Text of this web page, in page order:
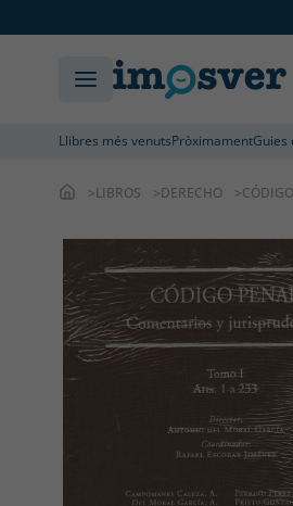
Llibres més venutsPròximamentGuies
LIBROS DERECHO